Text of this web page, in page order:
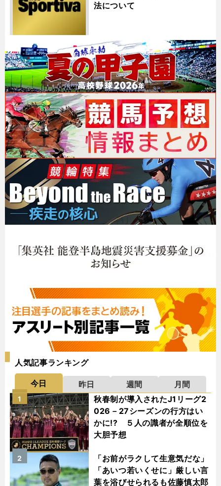
法について
人気記事ランキング
今日 昨日 週間
月間
秋春制が導入されたJ1リーグ2
026－27シーズンの行方はい
かに!? ５人の識者が全順位を
大胆予想
1
「お前がラクして生意気だな」
「あいつ若いくせに」厳しい言
葉を浴びせられるも佐藤慎太郎
2